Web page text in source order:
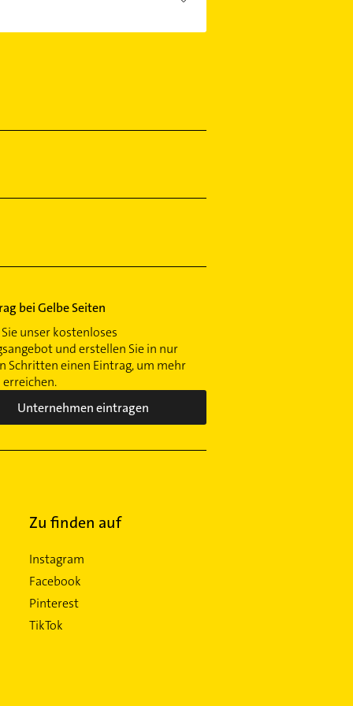
bei Gelbe Seiten
unser kostenloses
und erstellen Sie in nur
Schritten einen Eintrag, um mehr
erreichen.
Unternehmen eintragen
Zu finden auf
Instagram
Facebook
Pinterest
TikTok